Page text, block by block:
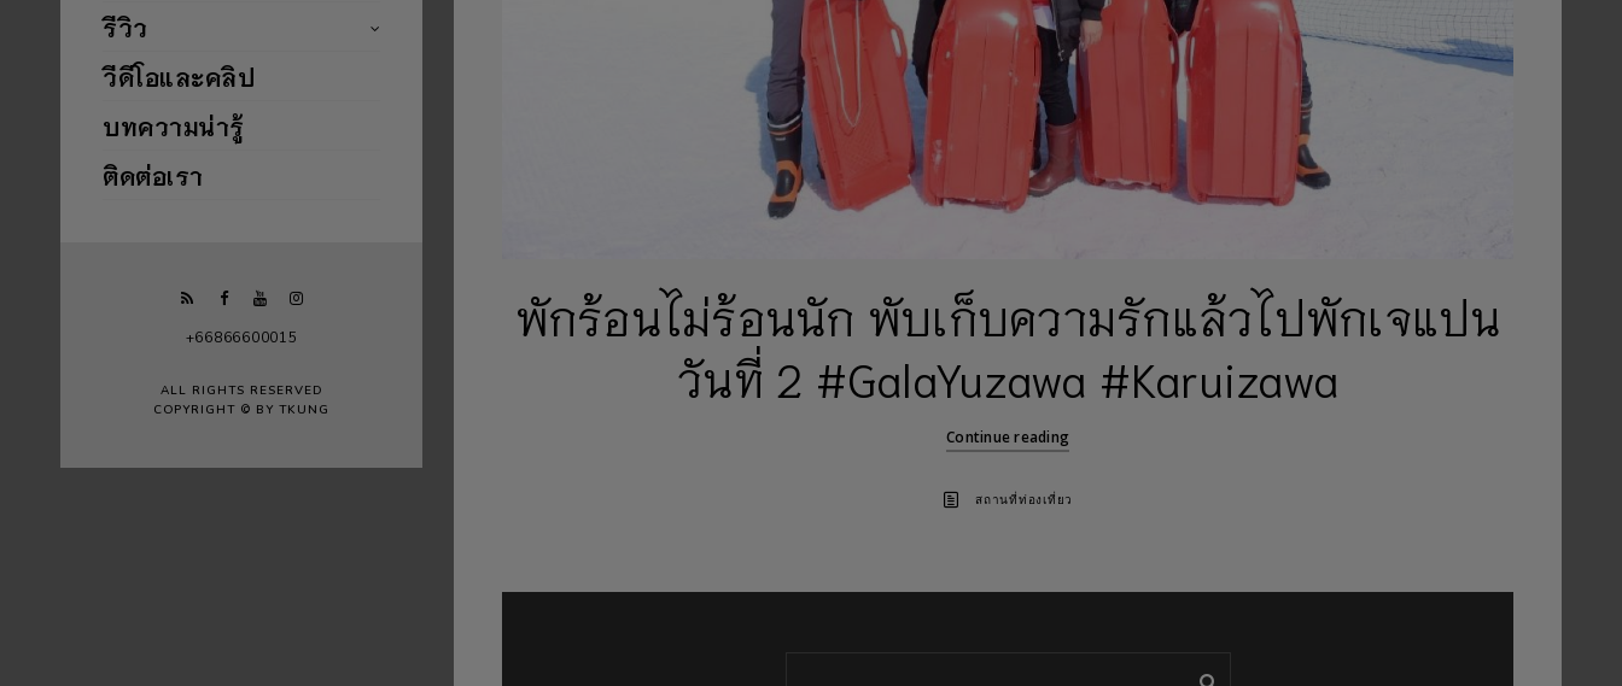
รีวิว
วีดีโอและคลิป
บทความน่ารู้
ติดต่อเรา
+66866600015
ALL RIGHTS RESERVED
COPYRIGHT © BY TKUNG
พักร้อนไม่ร้อนนัก พับเก็บความรักแล้วไปพักเจแปน
วันที่ 2 #GalaYuzawa #Karuizawa
Continue reading
สถานที่ท่องเที่ยว